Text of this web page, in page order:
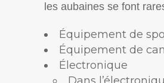
les aubaines se font
Équipement de
Équipement de
Électronique